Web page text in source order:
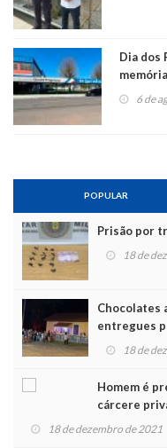
Dia dos
6 de
POPULAR
Prisão por
18 de
Chocolates
entregues
Noel
18 de
Homem é
cárcere
18 de dezembro de 2021